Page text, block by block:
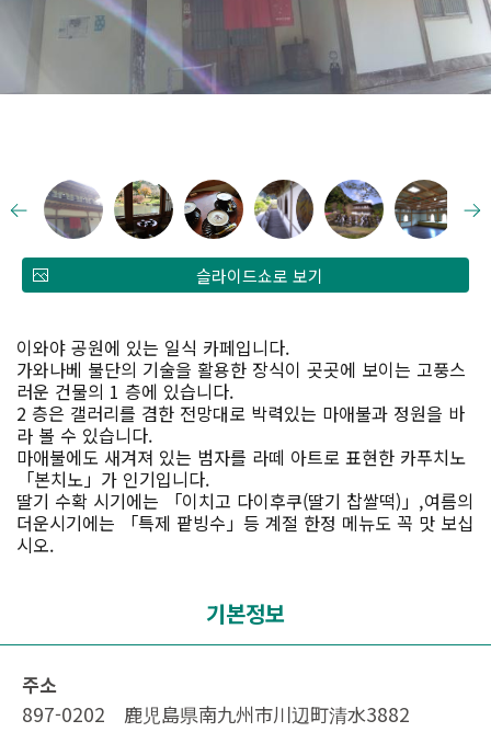
슬라이드쇼로 보기
이와야 공원에 있는 일식 카페입니다.
가와나베 불단의 기술을 활용한 장식이 곳곳에 보이는 고풍스
러운 건물의 1 층에 있습니다.
2 층은 갤러리를 겸한 전망대로 박력있는 마애불과 정원을 바
라 볼 수 있습니다.
마애불에도 새겨져 있는 범자를 라떼 아트로 표현한 카푸치노
「본치노」가 인기입니다.
딸기 수확 시기에는 「이치고 다이후쿠(딸기 찹쌀떡)」,여름의
더운시기에는 「특제 팥빙수」등 계절 한정 메뉴도 꼭 맛 보십
시오.
기본정보
주소
897-0202 鹿児島県南九州市川辺町清水3882